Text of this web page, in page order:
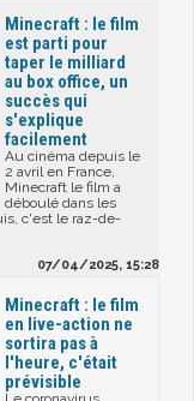
Minecraft : le film
est parti pour
taper le milliard
au box office, un
succès qui
s'explique
facilement
Au cinéma depuis le
2 avril en France,
Minecraft le film a
déboulé dans les
c'est le raz-de-
07/04/2025, 15:28
Minecraft : le film
en live-action ne
sortira pas à
l'heure, c'était
prévisible